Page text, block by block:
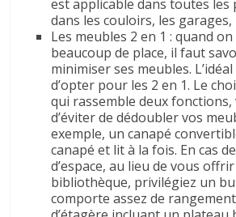
est applicable dans toutes les
dans les couloirs, les
Les meubles 2 en 1 : quand on
beaucoup de place, il faut
minimiser ses meubles.
d’opter pour les 2 en 1. Le
qui rassemble deux
d’éviter de dédoubler vos
exemple, un canapé
canapé et lit à la fois. En cas
d’espace, au lieu de vous
bibliothèque, privilégiez un
comporte assez de